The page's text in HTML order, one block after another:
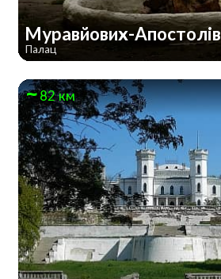
Муравйових-Апостолів
Палац
82 км